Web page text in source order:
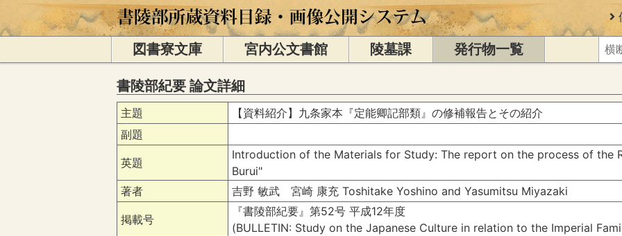
図書寮文庫 宮内公文書館 陵墓課 発行物一覧
書陵部紀要 論文詳細
主題
【資料紹介】九条家本『定能卿記部類』の修補報告とその紹介
副題
英題
Introduction of the Materials for Study: The report on the process of the
Burui"
著者
吉野 敏武 宮崎 康充 Toshitake Yoshino and Yasumitsu Miyazaki
掲載号
『書陵部紀要』第52号 平成12年度
(BULLETIN: Study on the Japanese Culture in relation to the Imperial